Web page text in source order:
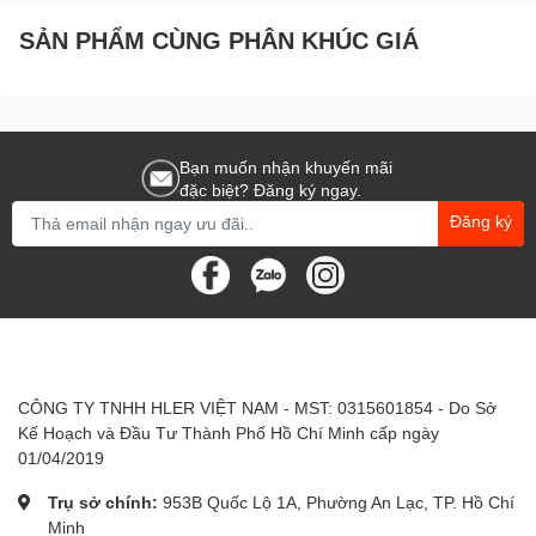
Bồn Hler Water 1.500l
Bồn Hler Water 2.000l
Bồn Hler Water 3.000l
Bồn Hler Water 3.500l
SẢN PHẨM CÙNG PHÂN KHÚC GIÁ
Bạn muốn nhận khuyến mãi
đặc biệt? Đăng ký ngay.
Đăng ký
CÔNG TY TNHH HLER VIỆT NAM - MST: 0315601854 - Do Sở
Kế Hoạch và Đầu Tư Thành Phố Hồ Chí Minh cấp ngày
01/04/2019
Trụ sở chính: 953B Quốc Lộ 1A, Phường An Lạc, TP. Hồ Chí
Minh